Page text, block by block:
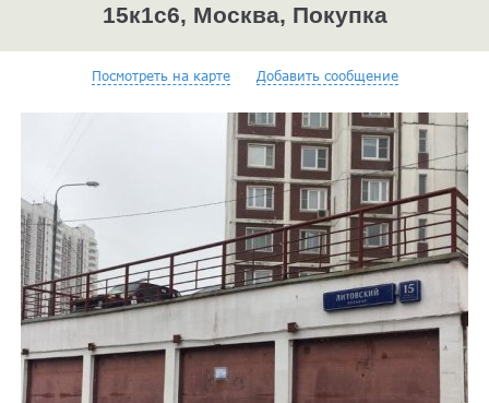
15к1с6, Москва, Покупка
Посмотреть на карте Добавить сообщение